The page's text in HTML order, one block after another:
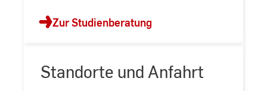
Zur Studienberatung
Standorte und Anfahrt